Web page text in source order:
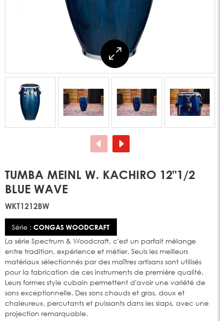
TUMBA MEINL W. KACHIRO 12"1/2
BLUE WAVE
WKT1212BW
Série :CONGAS WOODCRAFT
La série Spectrum & Woodcraft, c'est un parfait mélange
entre tradition, expérience et métier. Seuls les meilleurs
matériaux sélectionnés par des maîtres artisans sont utilisés
pour la fabrication de ces instruments de première qualité.
Leurs formes style cubain permettent d'avoir une variété de
sons exceptionnelle. Des sons chauds et gras, doux et
chaleureux, percutants et puissants dans les slaps, avec une
projection remarquable.